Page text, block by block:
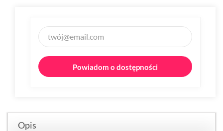
Powiadom o dostępności
Opis